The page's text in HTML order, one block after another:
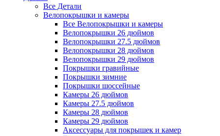
Все Детали
Велопокрышки и камеры
Все Велопокрышки и камеры
Велопокрышки 26 дюймов
Велопокрышки 27.5 дюймов
Велопокрышки 28 дюймов
Велопокрышки 29 дюймов
Покрышки гравийные
Покрышки зимние
Покрышки шоссейные
Камеры 26 дюймов
Камеры 27.5 дюймов
Камеры 28 дюймов
Камеры 29 дюймов
Аксессуары для покрышек и камер